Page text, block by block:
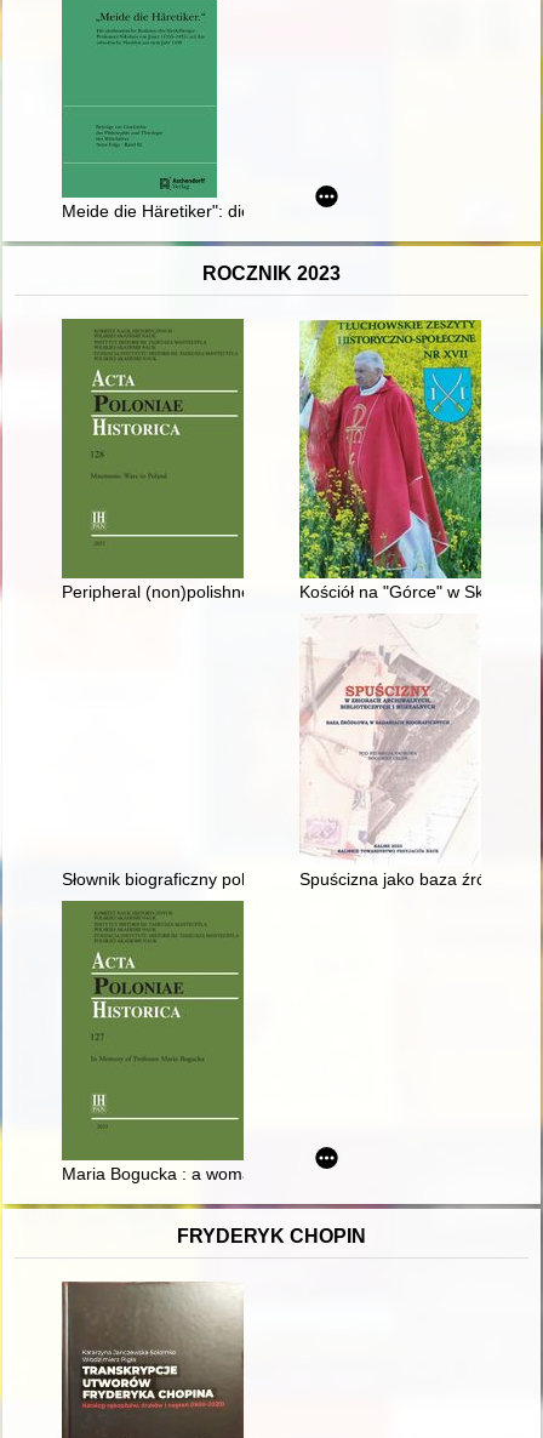
Meide die Häretiker": die antihussitische Reaktion des
ROCZNIK 2023
Peripheral (non)polishnesses : museums, creeping conflicts,
Kościół na "Górce" w Skępem
Słownik biograficzny polskiego obozu narodowego : całość w
Spuścizna jako baza źródłowa
Maria Bogucka : a woman writing on the history of women
FRYDERYK CHOPIN